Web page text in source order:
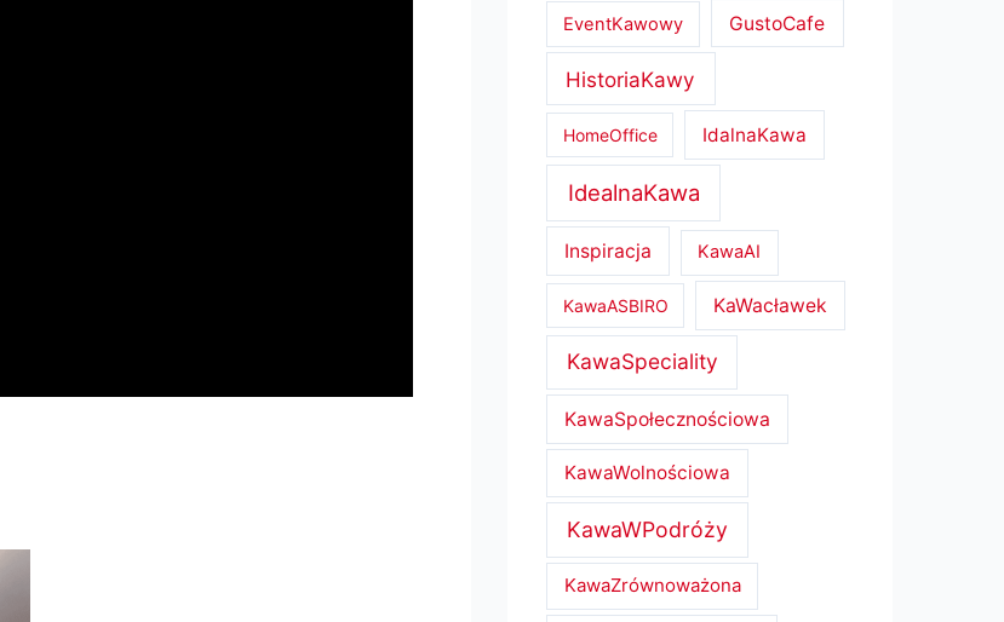
EventKawowy GustoCafe
HistoriaKawy
HomeOffice IdalnaKawa
IdealnaKawa
Inspiracja KawaAI
KawaASBIRO KaWacławek
KawaSpeciality
KawaSpołecznościowa
KawaWolnościowa
KawaWPodróży
KawaZrównoważona